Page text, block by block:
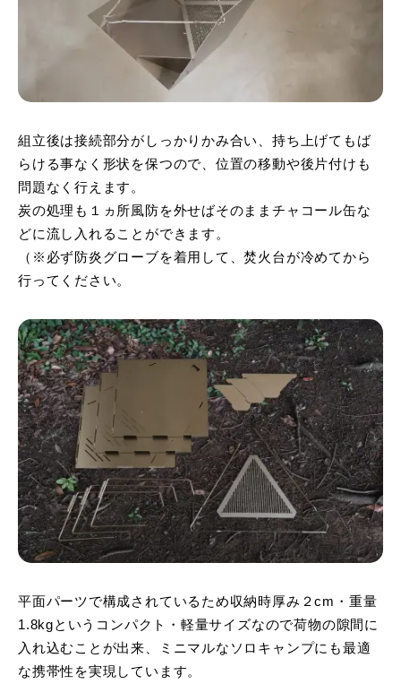
組立後は接続部分がしっかりかみ合い、持ち上げてもば
らける事なく形状を保つので、位置の移動や後片付けも
問題なく行えます。
炭の処理も１ヵ所風防を外せばそのままチャコール缶な
どに流し入れることができます。
（※必ず防炎グローブを着用して、焚火台が冷めてから
行ってください。
平面パーツで構成されているため収納時厚み２cm・重量
1.8kgというコンパクト・軽量サイズなので荷物の隙間に
入れ込むことが出来、ミニマルなソロキャンプにも最適
な携帯性を実現しています。